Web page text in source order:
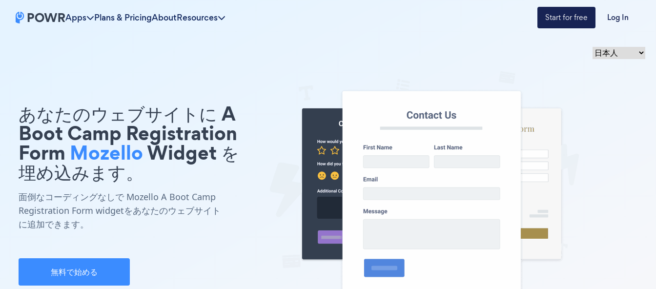
Apps Plans & PricingAboutResources Start for free Log In
あなたのウェブサイトに A
Boot Camp Registration
Form MozelloWidget を
埋め込みます。
面倒なコーディングなしで Mozello A Boot Camp
Registration Form widgetをあなたのウェブサイト
に追加できます。
無料で始める